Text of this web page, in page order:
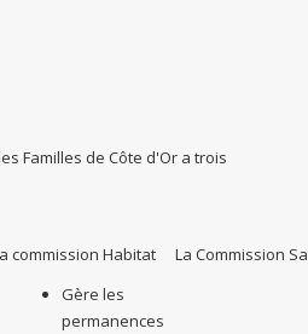
Familles de Côte d'Or a trois
commission Habitat La Commission
Gère les
permanences